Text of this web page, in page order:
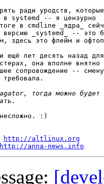
ради уродств,
в systemd -- я цензурно
в cmdline _ядра_
версию _systemd_ -- это
здесь это флейм и
ещё лет десять назад
она вполне внятно
сопровождение --
:)
http://altlinux.org
http://anna-news.info